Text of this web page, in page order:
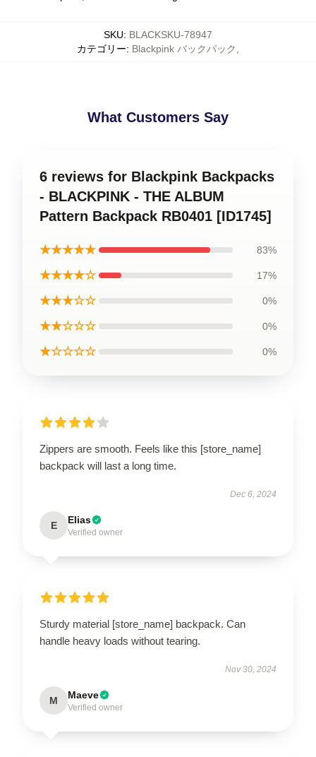
SKU: BLACKSKU-78947
カテゴリー: Blackpink バックパック
What Customers Say
6 reviews for Blackpink Backpacks
- BLACKPINK - THE ALBUM
Pattern Backpack RB0401 [ID1745]
★★★★★ 83%
★★★★☆ 17%
★★★☆☆ 0%
★★☆☆☆ 0%
★☆☆☆☆ 0%
Zippers are smooth. Feels like this [store_name]
backpack will last a long time.
Dec 6, 2024
E Elias
Verified owner
Sturdy material [store_name] backpack. Can
handle heavy loads without tearing.
Nov 30, 2024
M Maeve
Verified owner